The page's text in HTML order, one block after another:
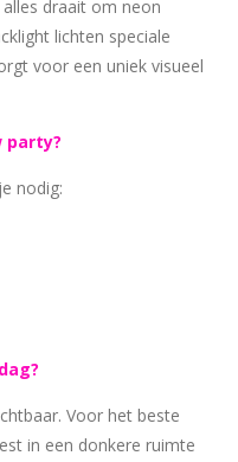
draait om neon
lichten speciale
voor een uniek visueel
party?
nodig:
Voor het beste
in een donkere ruimte